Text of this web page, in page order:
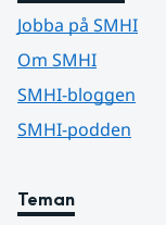
Jobba på SMHI
Om SMHI
SMHI-bloggen
SMHI-podden
Teman